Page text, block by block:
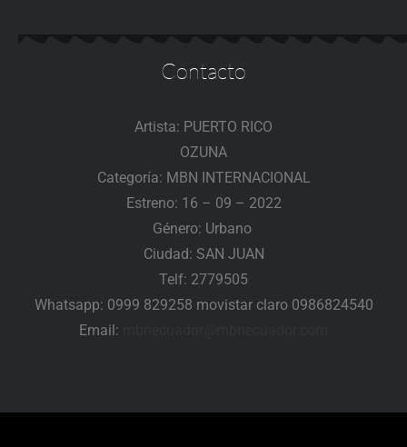
Contacto
Artista: PUERTO RICO
OZUNA
Categoría: MBN INTERNACIONAL
Estreno: 16 – 09 – 2022
Género: Urbano
Ciudad: SAN JUAN
Telf: 2779505
Whatsapp: 0999 829258 movistar claro 0986824540
Email: